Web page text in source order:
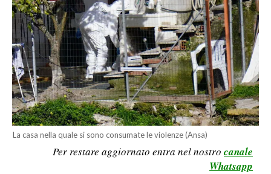
POLITICA
ECONOMIA
SERVIZI ALLE IMPRESE
LAVORO
BANDI
SPORT IN SARDEGNA
La casa nella quale si sono consumate le violenze (Ansa)
Per restare aggiornato entra nel nostro canale
Whatsapp